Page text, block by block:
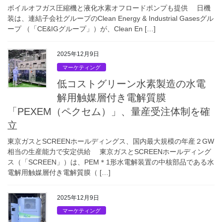
ボイルオフガス圧縮機と液化水素オフロードポンプも提供 日機
装は、連結子会社グループのClean Energy & Industrial Gasesグル
ープ （「CE&IGグループ」）が、Clean En […]
2025年12月9日
マーケティング
低コストグリーン水素製造の水電
解用触媒層付き電解質膜
「PEXEM（ペクセム）」、量産受注体制を確
立
東京ガスとSCREENホールディングス、国内最大規模の年産２GW
相当の生産能力で安定供給 東京ガスとSCREENホールディング
ス（「SCREEN」）は、PEM＊1形水電解装置の中核部品である水
電解用触媒層付き電解質膜（ […]
2025年12月9日
マーケティング